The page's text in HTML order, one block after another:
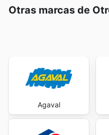
Otras marcas de
Agaval